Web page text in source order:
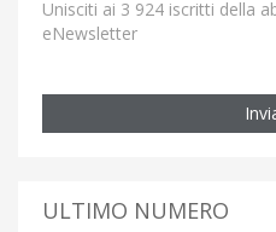
Unisciti ai 3 924 iscritti della
eNewsletter
ULTIMO NUMERO